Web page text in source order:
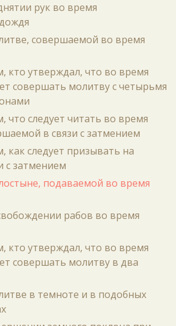
рук во время
совершаемой во время
кто утверждал, что во время
совершать молитву с четырьмя
что следует читать во время
в связи с затмением
как следует призывать на
с затмением
подаваемой во время
рабов во время
кто утверждал, что во время
совершать молитву в два
в темноте и в подобных